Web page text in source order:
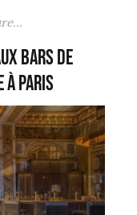
bars de
à Paris